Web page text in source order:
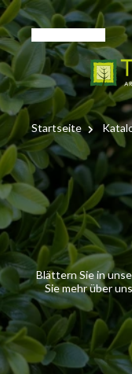
Startseite
Blättern Sie in
Sie mehr über